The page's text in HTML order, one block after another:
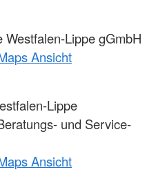
Lippe gGmbH
Ansicht
Lippe
und Service-
Ansicht